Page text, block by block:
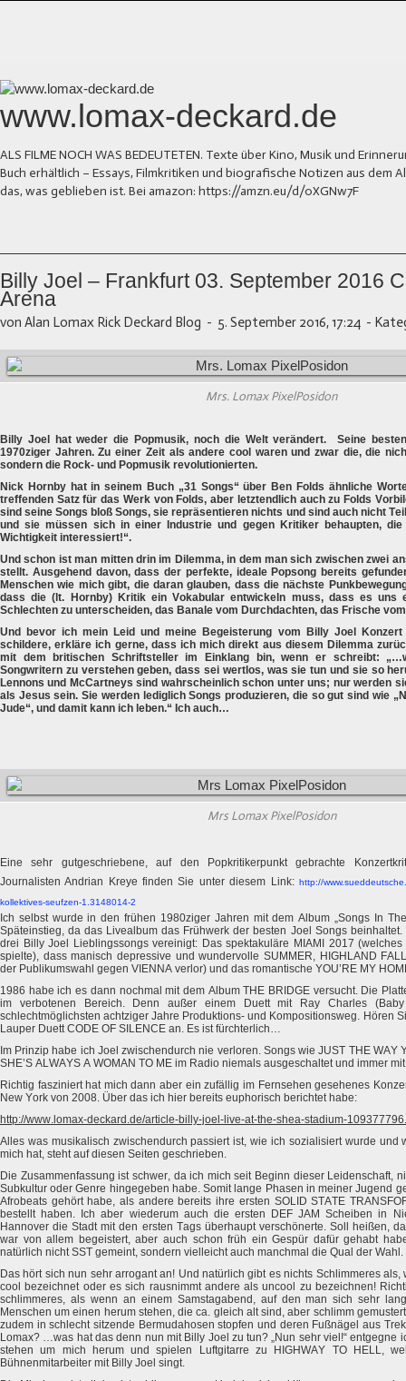
www.lomax-deckard.de
ALS FILME NOCH WAS BEDEUTETEN. Texte über Kino, Musik und
Buch erhältlich – Essays, Filmkritiken und biografische Notizen aus dem
das, was geblieben ist. Bei amazon: https://amzn.eu/d/0XGNw7F
Billy Joel – Frankfurt 03. September 2016
Arena
von Alan Lomax Rick Deckard Blog - 5. September 2016, 17:24 -
Mrs. Lomax PixelPosidon
Billy Joel hat weder die Popmusik, noch die Welt verändert. Seine
1970ziger Jahren. Zu einer Zeit als andere cool waren und zwar die, die
sondern die Rock- und Popmusik revolutionierten.
Nick Hornby hat in seinem Buch „31 Songs“ über Ben Folds ähnliche
treffenden Satz für das Werk von Folds, aber letztendlich auch zu Folds
sind seine Songs bloß Songs, sie repräsentieren nichts und sind auch nicht
und sie müssen sich in einer Industrie und gegen Kritiker behaupten,
Wichtigkeit interessiert!“.
Und schon ist man mitten drin im Dilemma, in dem man sich zwischen zwei
stellt. Ausgehend davon, dass der perfekte, ideale Popsong bereits
Menschen wie mich gibt, die daran glauben, dass die nächste
dass die (lt. Hornby) Kritik ein Vokabular entwickeln muss, dass es uns
Schlechten zu unterscheiden, das Banale vom Durchdachten, das Frische
Und bevor ich mein Leid und meine Begeisterung vom Billy Joel
schildere, erkläre ich gerne, dass ich mich direkt aus diesem Dilemma
mit dem britischen Schriftsteller im Einklang bin, wenn er schreibt:
Songwritern zu verstehen geben, dass sei wertlos, was sie tun und sie so
Lennons und McCartneys sind wahrscheinlich schon unter uns; nur werden
als Jesus sein. Sie werden lediglich Songs produzieren, die so gut sind wie
Jude“, und damit kann ich leben.“ Ich auch…
Mrs Lomax PixelPosidon
Eine sehr gutgeschriebene, auf den Popkritikerpunkt gebrachte
Journalisten Andrian Kreye finden Sie unter diesem Link: http://
kollektives-seufzen-1.3148014-2
Ich selbst wurde in den frühen 1980ziger Jahren mit dem Album „Songs In
Späteinstieg, da das Livealbum das Frühwerk der besten Joel Songs
drei Billy Joel Lieblingssongs vereinigt: Das spektakuläre MIAMI 2017
spielte), dass manisch depressive und wundervolle SUMMER, HIGHLAND
der Publikumswahl gegen VIENNA verlor) und das romantische YOU’RE MY
1986 habe ich es dann nochmal mit dem Album THE BRIDGE versucht. Die
im verbotenen Bereich. Denn außer einem Duett mit Ray Charles
schlechtmöglichsten achtziger Jahre Produktions- und Kompositionsweg. Hören
Lauper Duett CODE OF SILENCE an. Es ist fürchterlich…
Im Prinzip habe ich Joel zwischendurch nie verloren. Songs wie JUST THE WAY
SHE’S ALWAYS A WOMAN TO ME im Radio niemals ausgeschaltet und immer
Richtig fasziniert hat mich dann aber ein zufällig im Fernsehen gesehenes
New York von 2008. Über das ich hier bereits euphorisch berichtet habe:
http://www.lomax-deckard.de/article-billy-joel-live-at-the-shea-stadium-
Alles was musikalisch zwischendurch passiert ist, wie ich sozialisiert wurde und
mich hat, steht auf diesen Seiten geschrieben.
Die Zusammenfassung ist schwer, da ich mich seit Beginn dieser Leidenschaft,
Subkultur oder Genre hingegeben habe. Somit lange Phasen in meiner Jugend
Afrobeats gehört habe, als andere bereits ihre ersten SOLID STATE
bestellt haben. Ich aber wiederum auch die ersten DEF JAM Scheiben in
Hannover die Stadt mit den ersten Tags überhaupt verschönerte. Soll heißen,
war von allem begeistert, aber auch schon früh ein Gespür dafür gehabt
natürlich nicht SST gemeint, sondern vielleicht auch manchmal die Qual der Wahl.
Das hört sich nun sehr arrogant an! Und natürlich gibt es nichts Schlimmeres
cool bezeichnet oder es sich rausnimmt andere als uncool zu bezeichnen!
schlimmeres, als wenn an einem Samstagabend, auf den man sich sehr
Menschen um einen herum stehen, die ca. gleich alt sind, aber schlimm
zudem in schlecht sitzende Bermudahosen stopfen und deren Fußnägel aus
Lomax? …was hat das denn nun mit Billy Joel zu tun? „Nun sehr viel!“ entgegne
stehen um mich herum und spielen Luftgitarre zu HIGHWAY TO HELL,
Bühnenmitarbeiter mit Billy Joel singt.